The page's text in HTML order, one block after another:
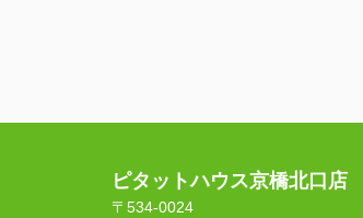
ピタットハウス京橋北口店
〒534-0024